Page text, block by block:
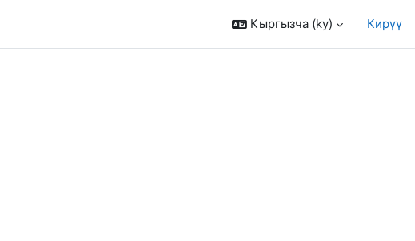
Кыргызча ‎(ky)‎ Кирүү